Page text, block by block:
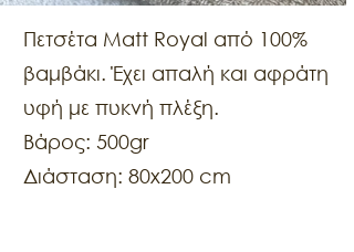
Πετσέτα Matt Royal από 100%
βαμβάκι. Έχει απαλή και αφράτη
υφή με πυκνή πλέξη.
Βάρος: 500gr
Διάσταση: 80x200 cm